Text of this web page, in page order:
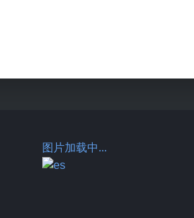
图片加载中...